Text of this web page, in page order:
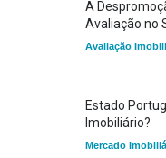
A
Avaliação no
Avaliação
Estado
Imobiliário?
Mercado